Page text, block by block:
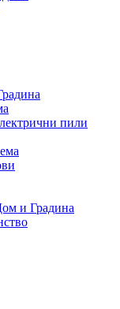
пили
и Градина